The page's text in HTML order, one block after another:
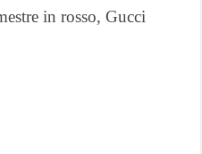
in rosso, Gucci